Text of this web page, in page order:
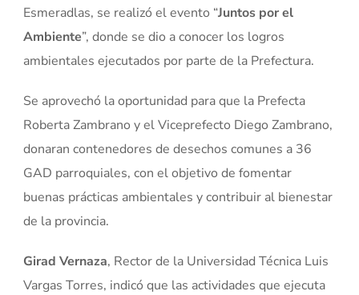
Esmeradlas, se realizó el evento “Juntos por el
Ambiente”, donde se dio a conocer los logros
ambientales ejecutados por parte de la Prefectura.
Se aprovechó la oportunidad para que la Prefecta
Roberta Zambrano y el Viceprefecto Diego Zambrano,
donaran contenedores de desechos comunes a 36
GAD parroquiales, con el objetivo de fomentar
buenas prácticas ambientales y contribuir al bienestar
de la provincia.
Girad Vernaza, Rector de la Universidad Técnica Luis
Vargas Torres, indicó que las actividades que ejecuta